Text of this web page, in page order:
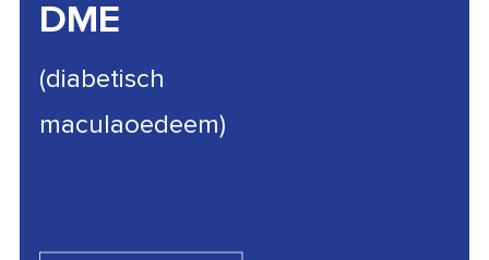
DME
(diabetisch
maculaoedeem)